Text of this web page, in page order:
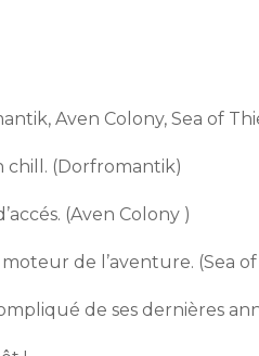
Aven Colony, Sea of
chill. (Dorfromantik)
(Aven Colony )
de l’aventure. (Sea of
de ses dernières